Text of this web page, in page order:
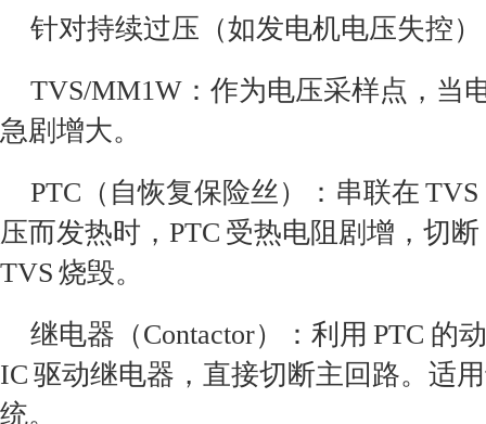
针对持续过压（如发电机电压失控
TVS/MM1W：作为电压采样点，当
急剧增大。
PTC（自恢复保险丝）：串联在
压而发热时，PTC 受热电阻剧增，切
TVS 烧毁。
继电器（Contactor）：利用 PTC 的
IC 驱动继电器，直接切断主回路。适
统。